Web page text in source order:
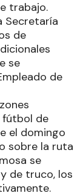
trabajo.
Secretaría
de
se
de
fútbol de
el domingo
sobre la ruta
se
de truco, los